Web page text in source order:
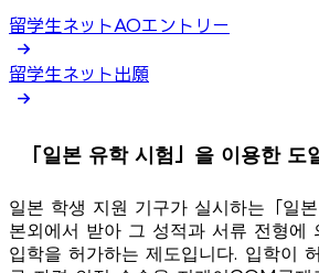
留学生ネットAOエントリー
留学生ネット出願
「일본 유학 시험」을 이용한 도
일본 학생 지원 기구가 실시하는「일
본외에서 받아 그 성적과 서류 전형에
입학을 허가하는 제도입니다. 입학이